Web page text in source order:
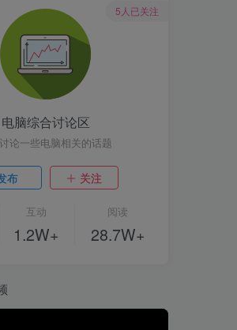
5人已关注
电脑综合讨论区
论一些电脑相关的话题
布 关注
互动
1.2W+
阅读
28.7W+